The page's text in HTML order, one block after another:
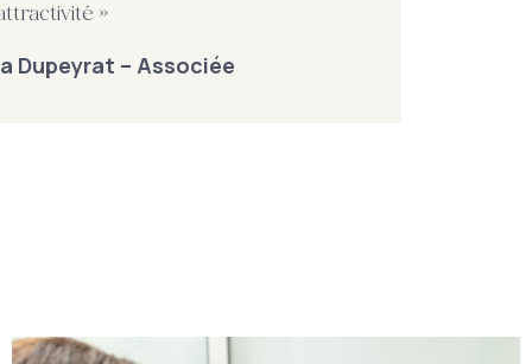
»
Dupeyrat – Associée